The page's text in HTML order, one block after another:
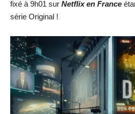
fixé à 9h01 sur Netflix en France
série Original !